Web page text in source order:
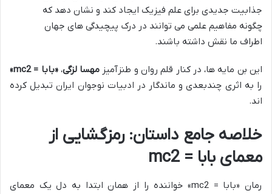
جذابیت جدیدی برای علم فیزیک ایجاد کند و نشان دهد که
چگونه مفاهیم علمی می توانند در درک پیچیدگی های جهان
اطراف ما نقش داشته باشند.
این بن مایه ها، در کنار قلم روان و طنزآمیز مهسا لزگی،«بابا = mc2»
را به اثری چندبعدی و ماندگار در ادبیات نوجوان ایران تبدیل کرده
اند.
خلاصه جامع داستان: رمزگشایی از
معمای بابا = mc2
رمان «بابا = mc2» خواننده را از همان ابتدا به دل یک معمای